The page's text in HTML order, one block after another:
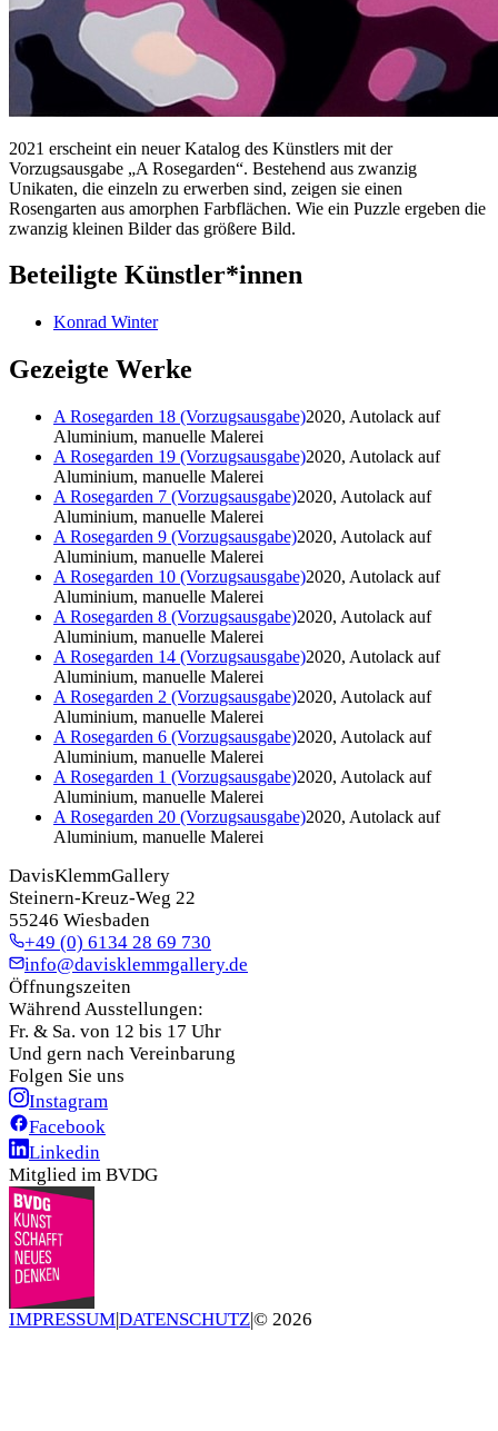
2021 erscheint ein neuer Katalog des Künstlers mit der
Vorzugsausgabe „A Rosegarden“. Bestehend aus zwanzig
Unikaten, die einzeln zu erwerben sind, zeigen sie einen
Rosengarten aus amorphen Farbflächen. Wie ein Puzzle ergeben die
zwanzig kleinen Bilder das größere Bild.
Beteiligte Künstler*innen
Konrad Winter
Gezeigte Werke
A Rosegarden 18 (Vorzugsausgabe)2020, Autolack auf
Aluminium, manuelle Malerei
A Rosegarden 19 (Vorzugsausgabe)2020, Autolack auf
Aluminium, manuelle Malerei
A Rosegarden 7 (Vorzugsausgabe)2020, Autolack auf
Aluminium, manuelle Malerei
A Rosegarden 9 (Vorzugsausgabe)2020, Autolack auf
Aluminium, manuelle Malerei
A Rosegarden 10 (Vorzugsausgabe)2020, Autolack auf
Aluminium, manuelle Malerei
A Rosegarden 8 (Vorzugsausgabe)2020, Autolack auf
Aluminium, manuelle Malerei
A Rosegarden 14 (Vorzugsausgabe)2020, Autolack auf
Aluminium, manuelle Malerei
A Rosegarden 2 (Vorzugsausgabe)2020, Autolack auf
Aluminium, manuelle Malerei
A Rosegarden 6 (Vorzugsausgabe)2020, Autolack auf
Aluminium, manuelle Malerei
A Rosegarden 1 (Vorzugsausgabe)2020, Autolack auf
Aluminium, manuelle Malerei
A Rosegarden 20 (Vorzugsausgabe)2020, Autolack auf
Aluminium, manuelle Malerei
DavisKlemmGallery
Steinern-Kreuz-Weg 22
55246 Wiesbaden
+49 (0) 6134 28 69 730
info@davisklemmgallery.de
Öffnungszeiten
Während Ausstellungen:
Fr. & Sa. von 12 bis 17 Uhr
Und gern nach Vereinbarung
Folgen Sie uns
Instagram
Facebook
Linkedin
Mitglied im BVDG
IMPRESSUMDATENSCHUTZ© 2026